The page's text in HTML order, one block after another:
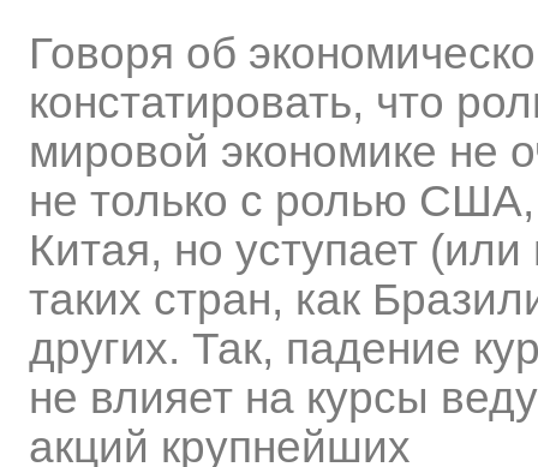
Говоря об
констатировать, что
мировой экономике не
не только с ролью
Китая, но уступает
таких стран, как
других. Так, падение
не влияет на курсы
акций крупнейших